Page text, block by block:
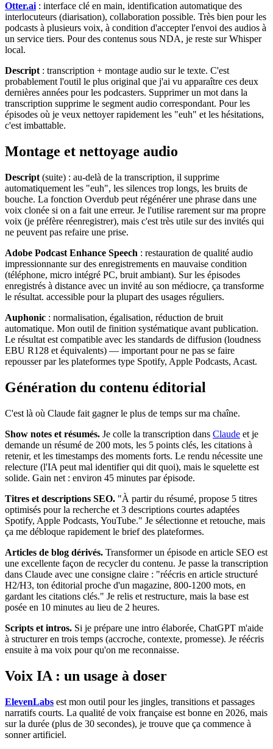
Otter.ai: interface clé en main, identification automatique des
interlocuteurs (diarisation), collaboration possible. Très bien pour les
podcasts à plusieurs voix, à condition d'accepter l'envoi des audios à
un service tiers. Pour des contenus sous NDA, je reste sur Whisper
local.
Descript: transcription + montage audio sur le texte. C'est
probablement l'outil le plus original que j'ai vu apparaître ces deux
dernières années pour les podcasters. Supprimer un mot dans la
transcription supprime le segment audio correspondant. Pour les
épisodes où je veux nettoyer rapidement les "euh" et les hésitations,
c'est imbattable.
Montage et nettoyage audio
Descript (suite) : au-delà de la transcription, il supprime
automatiquement les "euh", les silences trop longs, les bruits de
bouche. La fonction Overdub peut régénérer une phrase dans une
voix clonée si on a fait une erreur. Je l'utilise rarement sur ma propre
voix (je préfère réenregistrer), mais c'est très utile sur des invités qui
ne peuvent pas refaire une prise.
Adobe Podcast Enhance Speech : restauration de qualité audio
impressionnante sur des enregistrements en mauvaise condition
(téléphone, micro intégré PC, bruit ambiant). Sur les épisodes
enregistrés à distance avec un invité au son médiocre, ça transforme
le résultat. accessible pour la plupart des usages réguliers.
Auphonic : normalisation, égalisation, réduction de bruit
automatique. Mon outil de finition systématique avant publication.
Le résultat est compatible avec les standards de diffusion (loudness
EBU R128 et équivalents) — important pour ne pas se faire
repousser par les plateformes type Spotify, Apple Podcasts, Acast.
Génération du contenu éditorial
C'est là où Claude fait gagner le plus de temps sur ma chaîne.
Show notes et résumés. Je colle la transcription dans Claude et je
demande un résumé de 200 mots, les 5 points clés, les citations à
retenir, et les timestamps des moments forts. Le rendu nécessite une
relecture (l'IA peut mal identifier qui dit quoi), mais le squelette est
solide. Gain net : environ 45 minutes par épisode.
Titres et descriptions SEO. "À partir du résumé, propose 5 titres
optimisés pour la recherche et 3 descriptions courtes adaptées
Spotify, Apple Podcasts, YouTube." Je sélectionne et retouche, mais
ça me débloque rapidement le brief des plateformes.
Articles de blog dérivés. Transformer un épisode en article SEO est
une excellente façon de recycler du contenu. Je passe la transcription
dans Claude avec une consigne claire : "réécris en article structuré
H2/H3, ton éditorial proche d'un magazine, 800-1200 mots, en
gardant les citations clés." Je relis et restructure, mais la base est
posée en 10 minutes au lieu de 2 heures.
Scripts et intros. Si je prépare une intro élaborée, ChatGPT m'aide
à structurer en trois temps (accroche, contexte, promesse). Je réécris
ensuite à ma voix pour qu'on me reconnaisse.
Voix IA : un usage à doser
ElevenLabs est mon outil pour les jingles, transitions et passages
narratifs courts. La qualité de voix française est bonne en 2026, mais
sur la durée (plus de 30 secondes), je trouve que ça commence à
sonner artificiel.